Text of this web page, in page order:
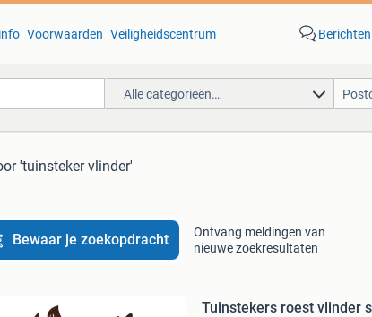
Voorwaarden Veiligheidscentrum Berichten
Alle categorieën…
'tuinsteker vlinder'
Bewaar je zoekopdracht
Ontvang meldingen van
nieuwe zoekresultaten
Tuinstekers roest vlinder